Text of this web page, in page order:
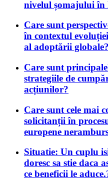
nivelul șomajului în
Care sunt
în contextul
al adoptării globale?
Care sunt
strategiile de
acțiunilor?
Care sunt cele mai
solicitanții în
europene
Situatie: Un cuplu
doresc sa stie daca
ce beneficii le